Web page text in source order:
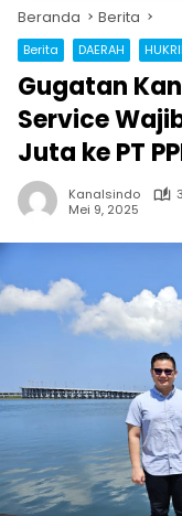
Beranda Berita
Berita DAERAH
Gugatan
Service
Juta ke PT
Kanalsindo
Mei 9, 2025